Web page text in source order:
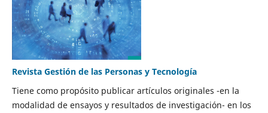
Revista Gestión de las Personas y Tecnología
Tiene como propósito publicar artículos originales -en la
modalidad de ensayos y resultados de investigación- en los